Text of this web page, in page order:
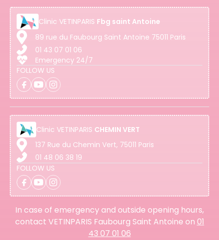
Clinic VETINPARIS Fbg saint Antoine
89 rue du Faubourg Saint Antoine 75011 Paris
01 43 07 01 06
Emergency 24/7
FOLLOW US
Clinic VETINPARIS CHEMIN VERT
137 Rue du Chemin Vert, 75011 Paris
01 48 06 38 19
FOLLOW US
In case of emergency and outside opening hours,
contact VETINPARIS Faubourg Saint Antoine on 01
43 07 01 06